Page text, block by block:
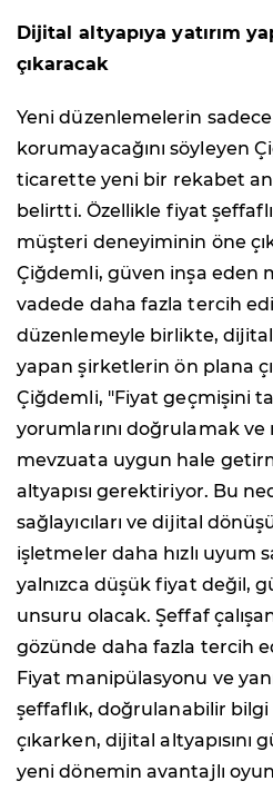
Dijital altyapıya yatırım
çıkaracak
Yeni düzenlemelerin
korumayacağını söyleyen
ticarette yeni bir rekabet
belirtti. Özellikle fiyat
müşteri deneyiminin öne
Çiğdemli, güven inşa eden
vadede daha fazla tercih
düzenlemeyle birlikte, dijital
yapan şirketlerin ön plana
Çiğdemli, "Fiyat geçmişini
yorumlarını doğrulamak
mevzuata uygun hale
altyapısı gerektiriyor. Bu
sağlayıcıları ve dijital
işletmeler daha hızlı uyum
yalnızca düşük fiyat değil,
unsuru olacak. Şeffaf
gözünde daha fazla tercih
Fiyat manipülasyonu ve
şeffaflık, doğrulanabilir
çıkarken, dijital altyapısını
yeni dönemin avantajlı